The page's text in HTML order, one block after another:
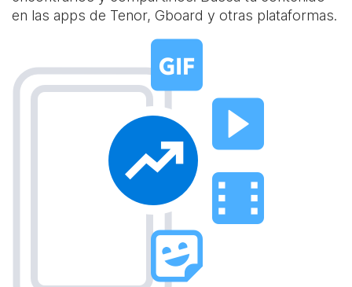
en las apps de Tenor, Gboard y otras plataformas.